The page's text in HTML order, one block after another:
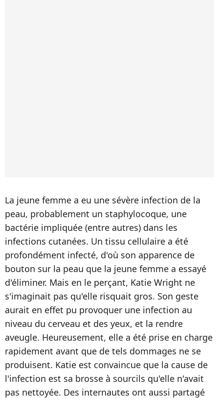
La jeune femme a eu une sévère infection de la
peau, probablement un staphylocoque, une
bactérie impliquée (entre autres) dans les
infections cutanées. Un tissu cellulaire a été
profondément infecté, d'où son apparence de
bouton sur la peau que la jeune femme a essayé
d'éliminer. Mais en le perçant, Katie Wright ne
s'imaginait pas qu'elle risquait gros. Son geste
aurait en effet pu provoquer une infection au
niveau du cerveau et des yeux, et la rendre
aveugle. Heureusement, elle a été prise en charge
rapidement avant que de tels dommages ne se
produisent. Katie est convaincue que la cause de
l'infection est sa brosse à sourcils qu'elle n'avait
pas nettoyée. Des internautes ont aussi partagé